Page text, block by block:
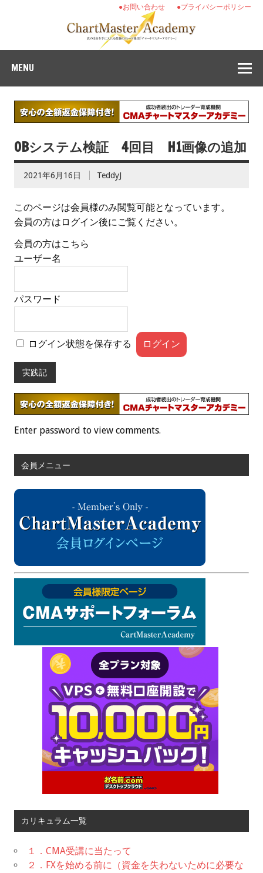
●プライバシーポリシー
●お問い合わせ
MENU
OBシステム検証 4回目 H1画像の追加
2021年6月16日 TeddyJ
このページは会員様のみ閲覧可能となっています。
会員の方はログイン後にご覧ください。
会員の方はこちら
ユーザー名
パスワード
ログイン状態を保存する
実践記
Enter password to view comments.
会員メニュー
カリキュラム一覧
１．CMA受講に当たって
２．FXを始める前に（資金を失わないために必要な